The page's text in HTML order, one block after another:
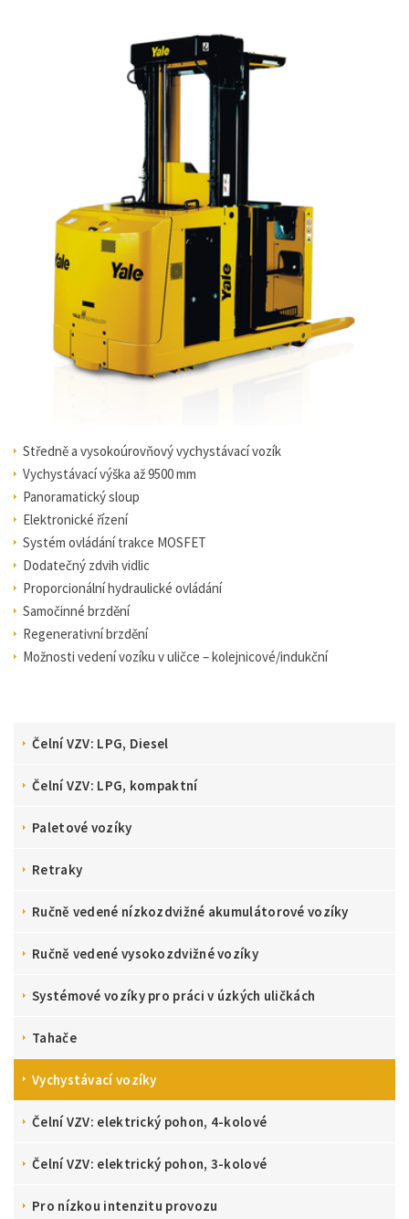
Středně a vysokoúrovňový vychystávací vozík
Vychystávací výška až 9500 mm
Panoramatický sloup
Elektronické řízení
Systém ovládání trakce MOSFET
Dodatečný zdvih vidlic
Proporcionální hydraulické ovládání
Samočinné brzdění
Regenerativní brzdění
Možnosti vedení vozíku v uličce – kolejnicové/indukční
Čelní VZV: LPG, Diesel
Čelní VZV: LPG, kompaktní
Paletové vozíky
Retraky
Ručně vedené nízkozdvižné akumulátorové vozíky
Ručně vedené vysokozdvižné vozíky
Systémové vozíky pro práci v úzkých uličkách
Tahače
Vychystávací vozíky
Čelní VZV: elektrický pohon, 4-kolové
Čelní VZV: elektrický pohon, 3-kolové
Pro nízkou intenzitu provozu